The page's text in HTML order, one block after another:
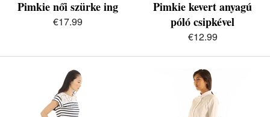
Pimkie női szürke ing
€17.99
Pimkie kevert anyagú
póló csipkével
€12.99